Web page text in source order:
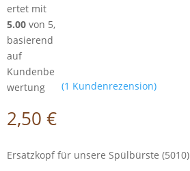
ertet mit
5.00 von 5,
basierend
auf
Kundenbe
wertung
(1 Kundenrezension)
2,50 €
Ersatzkopf für unsere Spülbürste (5010)